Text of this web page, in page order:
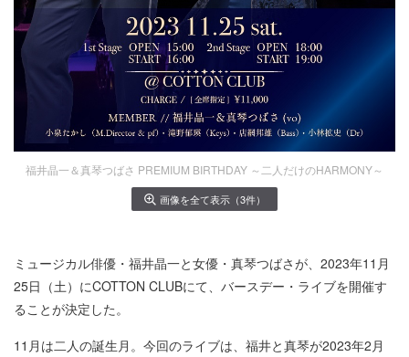
福井晶一＆真琴つばさ PREMIUM BIRTHDAY ～二人だけのHARMONY～
画像を全て表示（3件）
ミュージカル俳優・福井晶一と女優・真琴つばさが、2023年11月
25日（土）にCOTTON CLUBにて、バースデー・ライブを開催す
ることが決定した。
11月は二人の誕生月。今回のライブは、福井と真琴が2023年2月